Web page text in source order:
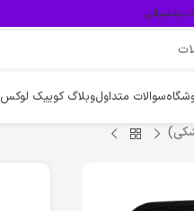
پشتیبانی
سوالات متداولوبلاگ کوییک لوکس